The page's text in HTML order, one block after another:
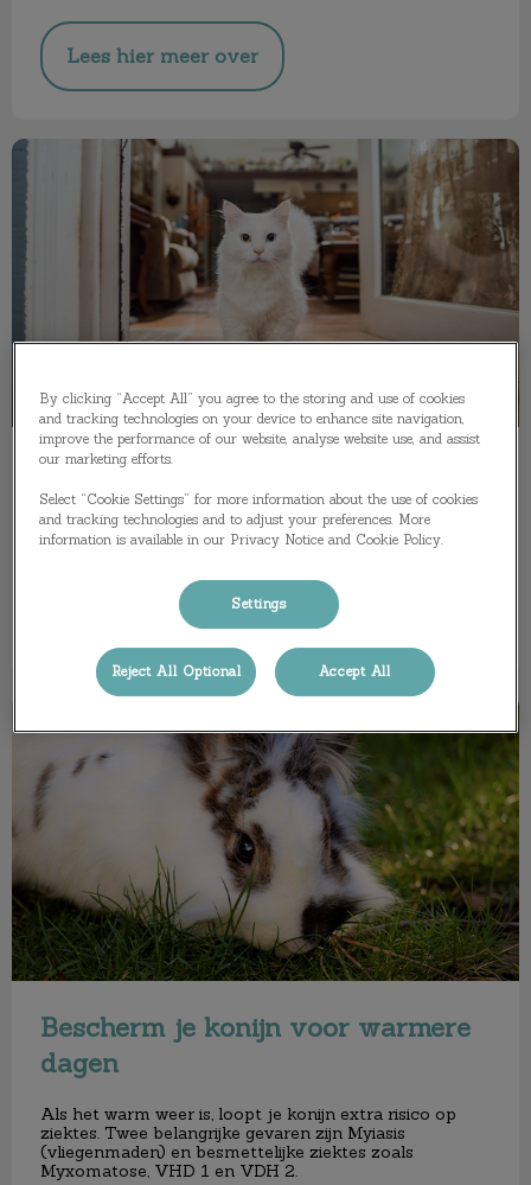
Lees hier meer over
Verzekering
Verzekering
Dit zijn betrouwbare websites waar je een
dierenverzekering kunt afsluiten.
Lees hier meer over
Bescherm je konijn voor warmere dagen
Bescherm je konijn voor warmere
dagen
Als het warm weer is, loopt je konijn extra risico op
ziektes. Twee belangrijke gevaren zijn Myiasis
(vliegenmaden) en besmettelijke ziektes zoals
Myxomatose, VHD 1 en VDH 2.
By clicking “Accept All” you agree to the storing and use of cookies
and tracking technologies on your device to enhance site navigation,
improve the performance of our website, analyse website use, and assist
our marketing efforts.
Select “Cookie Settings” for more information about the use of cookies
and tracking technologies and to adjust your preferences. More
information is available in our Privacy Notice and Cookie Policy.
Settings
Reject All Optional Accept All